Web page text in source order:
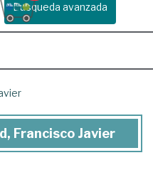
Busqueda avanzada
Francisco Javier